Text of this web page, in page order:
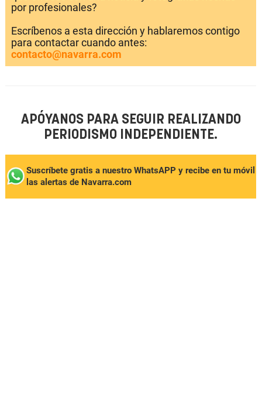
por profesionales?
Escríbenos a esta dirección y hablaremos contigo
para contactar cuando antes:
contacto@navarra.com
APÓYANOS PARA SEGUIR REALIZANDO
PERIODISMO INDEPENDIENTE.
Suscríbete gratis a nuestro WhatsAPP y recibe en tu móvil
las alertas de Navarra.com